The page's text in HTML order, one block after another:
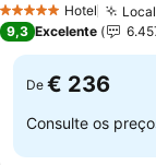
5 Estrelas Hotel
9,3 Excelente
De € 236
Consulte os